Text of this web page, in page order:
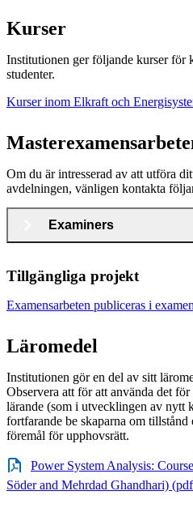
Kurser
Institutionen ger följande kurser för
studenter.
Kurser inom Elkraft och
Om du är intresserad av att utföra
avdelningen, vänligen kontakta
Examiners
Tillgängliga projekt
Examensarbeten publiceras i
Läromedel
Institutionen gör en del av sitt
Observera att för att använda det
lärande (som i utvecklingen av nytt
fortfarande be skaparna om tillstånd
föremål för upphovsrätt.
Power System Analysis:
Söder and Mehrdad Ghandhari)